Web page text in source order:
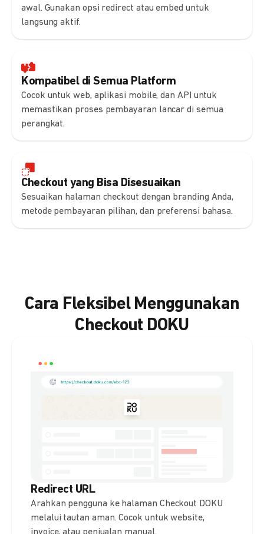
awal. Gunakan opsi redirect atau embed untuk
langsung aktif.
Kompatibel di Semua Platform
Cocok untuk web, aplikasi mobile, dan API untuk
memastikan proses pembayaran lancar di semua
perangkat.
Checkout yang Bisa Disesuaikan
Sesuaikan halaman checkout dengan branding Anda,
metode pembayaran pilihan, dan preferensi bahasa.
Cara Fleksibel Menggunakan
Checkout DOKU
Redirect URL
Arahkan pengguna ke halaman Checkout DOKU
melalui tautan aman. Cocok untuk website,